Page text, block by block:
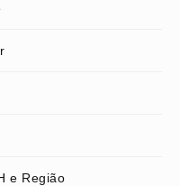
e Região